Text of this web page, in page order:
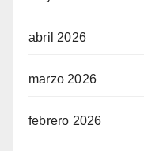
abril 2026
marzo 2026
febrero 2026